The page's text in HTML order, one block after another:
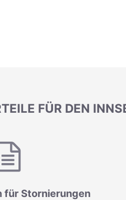
FÜR DEN
für Stornierungen